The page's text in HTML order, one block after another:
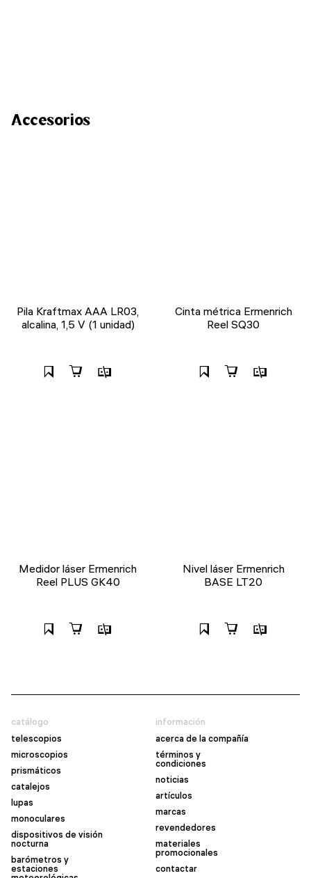
Accesorios
Pila Kraftmax AAA LR03,
alcalina, 1,5 V (1 unidad)
Cinta métrica Ermenrich
Reel SQ30
Medidor láser Ermenrich
Reel PLUS GK40
Nivel láser Ermenrich
BASE LT20
catálogo
telescopios
microscopios
prismáticos
catalejos
lupas
monoculares
dispositivos de visión
nocturna
barómetros y
estaciones
información
acerca de la compañía
términos y
condiciones
noticias
artículos
marcas
revendedores
materiales
promocionales
contactar